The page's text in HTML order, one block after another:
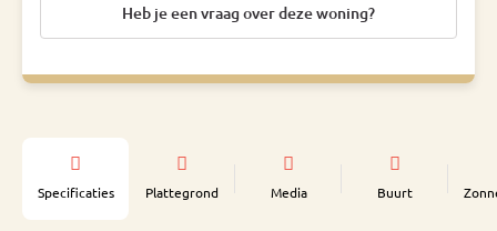
Heb je een vraag over deze woning?
Specificaties Plattegrond Media Buurt